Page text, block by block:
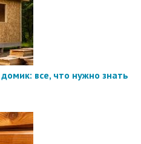
все, что нужно знать